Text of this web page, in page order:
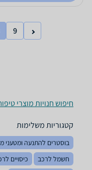
9
חיפוש חנויות מוצרי
קטגוריות משלימות
בוסטרים להתנעה ומטעני
חשמל לרכב
כיסויים